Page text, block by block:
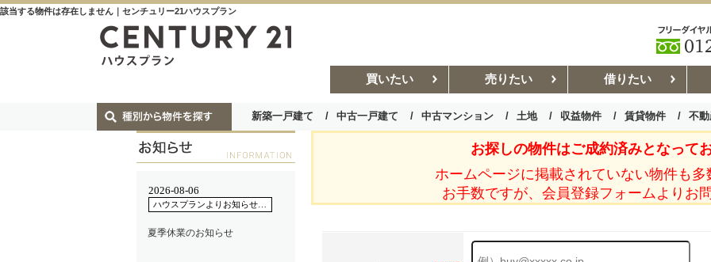
該当する物件は存在しません｜センチュリー21ハウスプラン
買いたい 売りたい 借りたい
新築一戸建て 中古一戸建て 中古マンション 土地 収益物件 賃貸物件 不
お部屋探しコラム 賃貸管理コ
お探しの物件はご成約済みとなってお
ホームページに掲載されていない物件も多
お手数ですが、会員登録フォームよりお